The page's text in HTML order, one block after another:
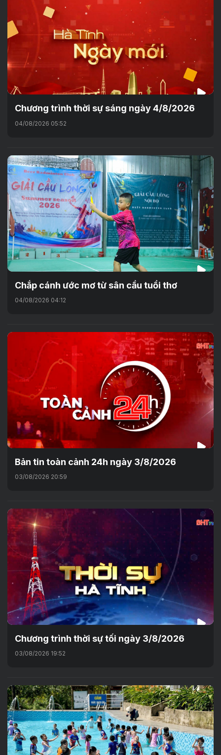
Chương trình thời sự sáng ngày 4/8/2026
04/08/2026 05:52
Chắp cánh ước mơ từ sân cầu tuổi thơ
04/08/2026 04:12
Bản tin toàn cảnh 24h ngày 3/8/2026
03/08/2026 20:59
Chương trình thời sự tối ngày 3/8/2026
03/08/2026 19:52